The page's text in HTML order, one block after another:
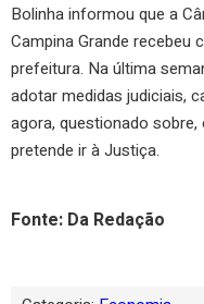
Bolinha informou que a
Campina Grande
prefeitura. Na última
adotar medidas judiciais,
agora, questionado
pretende ir à Justiça.
Fonte: Da Redação